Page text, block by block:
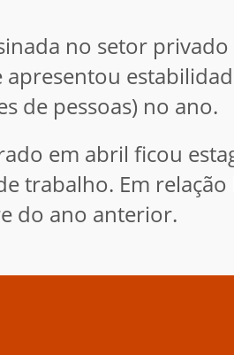
no setor
de pessoas) no ano.
em abril ficou
trabalho. Em
do ano anterior.